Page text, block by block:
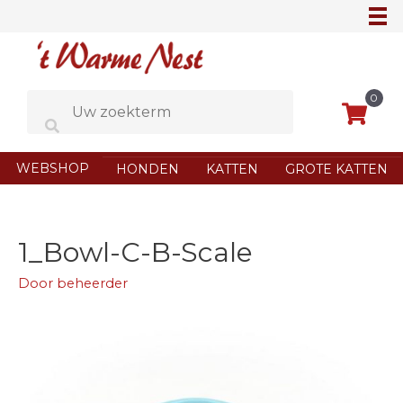
0
WEBSHOP HONDEN KATTEN GROTE KATTEN
1_Bowl-C-B-Scale
Door beheerder